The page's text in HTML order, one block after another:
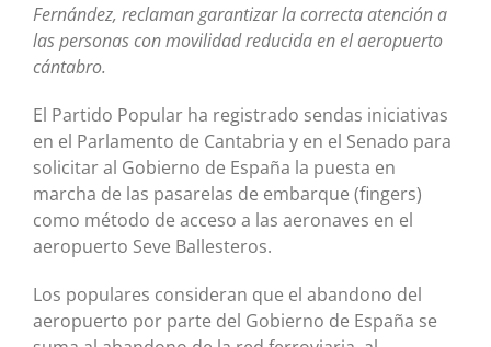
Fernández, reclaman garantizar la correcta atención a
las personas con movilidad reducida en el aeropuerto
cántabro.
El Partido Popular ha registrado sendas iniciativas
en el Parlamento de Cantabria y en el Senado para
solicitar al Gobierno de España la puesta en
marcha de las pasarelas de embarque (fingers)
como método de acceso a las aeronaves en el
aeropuerto Seve Ballesteros.
Los populares consideran que el abandono del
aeropuerto por parte del Gobierno de España se